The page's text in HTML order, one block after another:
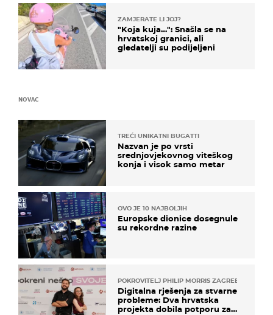
ZAMJERATE LI JOJ?
"Koja kuja…": Snašla se na
hrvatskoj granici, ali
gledatelji su podijeljeni
NOVAC
TREĆI UNIKATNI BUGATTI
Nazvan je po vrsti
srednjovjekovnog viteškog
konja i visok samo metar
OVO JE 10 NAJBOLJIH
Europske dionice dosegnule
su rekordne razine
POKROVITELJ PHILIP MORRIS ZAGREB
Digitalna rješenja za stvarne
probleme: Dva hrvatska
projekta dobila potporu za